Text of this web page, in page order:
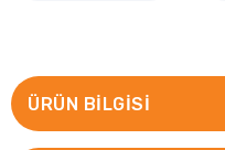
ÜRÜN BILGISI